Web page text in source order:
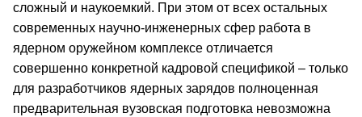
сложный и наукоемкий. При этом от всех остальных
современных научно-инженерных сфер работа в
ядерном оружейном комплексе отличается
совершенно конкретной кадровой спецификой – только
для разработчиков ядерных зарядов полноценная
предварительная вузовская подготовка невозможна